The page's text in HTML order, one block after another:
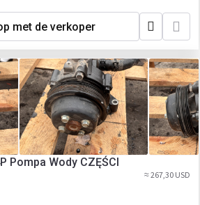
met de verkoper
Pompa Wody CZĘŚCI
≈ 267,30 USD